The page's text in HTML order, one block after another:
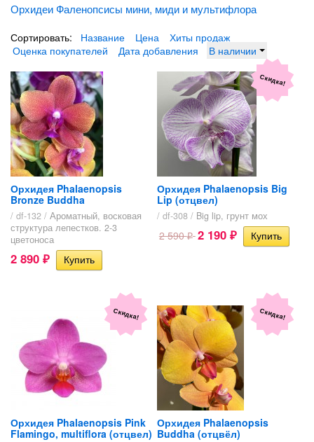
Орхидеи Фаленопсисы мини, миди и мультифлора
Сортировать: Название Цена
Хиты продаж
Оценка покупателей
Дата добавления В наличии
Орхидея Phalaenopsis
Bronze Buddha
/ df-132 / Ароматный, восковая
структура лепестков. 2-3
цветоноса
2 890 ₽
Скидка!
Орхидея Phalaenopsis Big
Lip (отцвел)
/ df-308 / Big lip, грунт мох
2 590₽ 2 190 ₽
Скидка!
Орхидея Phalaenopsis Pink
Flamingo, multiflora (отцвел)
Скидка!
Орхидея Phalaenopsis
Buddha (отцвёл)